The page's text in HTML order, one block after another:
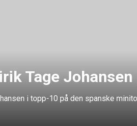
Tage Johansen
i topp-10 på den spanske